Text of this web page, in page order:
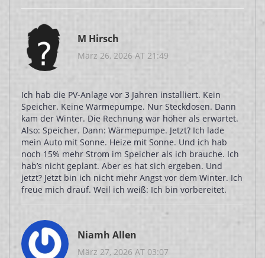
M Hirsch
März 26, 2026 AT 21:49
Ich hab die PV-Anlage vor 3 Jahren installiert. Kein
Speicher. Keine Wärmepumpe. Nur Steckdosen. Dann
kam der Winter. Die Rechnung war höher als erwartet.
Also: Speicher. Dann: Wärmepumpe. Jetzt? Ich lade
mein Auto mit Sonne. Heize mit Sonne. Und ich hab
noch 15% mehr Strom im Speicher als ich brauche. Ich
hab’s nicht geplant. Aber es hat sich ergeben. Und
jetzt? Jetzt bin ich nicht mehr Angst vor dem Winter. Ich
freue mich drauf. Weil ich weiß: Ich bin vorbereitet.
Niamh Allen
März 27, 2026 AT 03:07